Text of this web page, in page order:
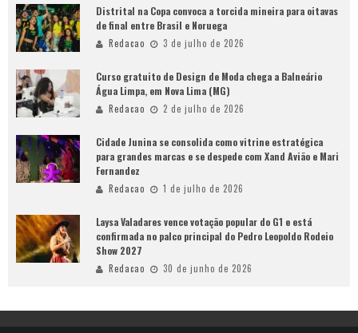
Distrital na Copa convoca a torcida mineira para oitavas
de final entre Brasil e Noruega
Redacao 3 de julho de 2026
Curso gratuito de Design de Moda chega a Balneário
Água Limpa, em Nova Lima (MG)
Redacao 2 de julho de 2026
Cidade Junina se consolida como vitrine estratégica
para grandes marcas e se despede com Xand Avião e Mari
Fernandez
Redacao 1 de julho de 2026
Laysa Valadares vence votação popular do G1 e está
confirmada no palco principal do Pedro Leopoldo Rodeio
Show 2027
Redacao 30 de junho de 2026